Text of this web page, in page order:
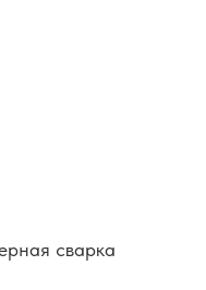
сварка